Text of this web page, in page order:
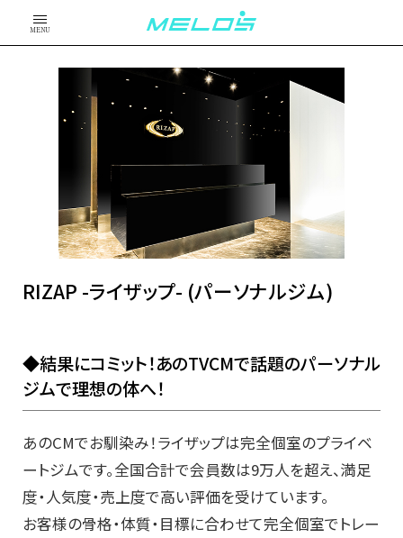
MENU
RIZAP -ライザップ- (パーソナルジム)
◆結果にコミット！あのTVCMで話題のパーソナル
ジムで理想の体へ！
あのCMでお馴染み！ライザップは完全個室のプライベ
ートジムです。全国合計で会員数は9万人を超え、満足
度・人気度・売上度で高い評価を受けています。
お客様の骨格・体質・目標に合わせて完全個室でトレー